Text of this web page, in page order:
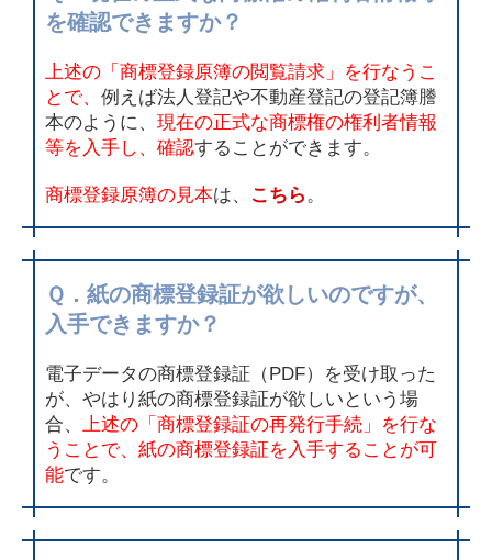
を確認できますか？
上述の「商標登録原簿の閲覧請求」を行なうこ
とで、 例えば法人登記や不動産登記の登記簿謄
本のように、 現在の正式な商標権の権利者情報
等を入手し、確認することができます。
商標登録原簿の見本は、 こちら 。
Ｑ．紙の商標登録証が欲しいのですが、
入手できますか？
電子データの商標登録証（PDF）を受け取った
が、やはり紙の商標登録証が欲しいという場
合、
上述の「商標登録証の再発行手続」を行な
うことで、紙の商標登録証を入手することが可
能です。